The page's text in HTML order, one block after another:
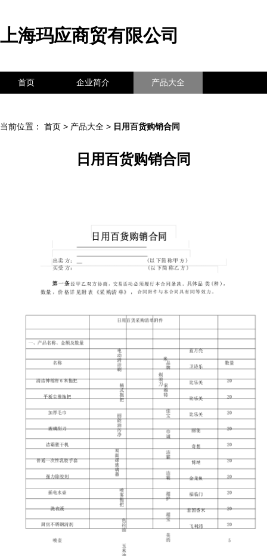
上海玛应商贸有限公司
首页 企业简介 产品大全
当前位置： 首页 > 产品大全 > 日用百货购销合同
日用百货购销合同